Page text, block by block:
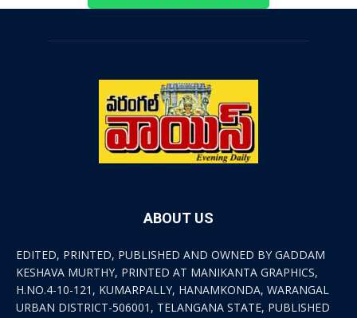
ABOUT US
EDITED, PRINTED, PUBLISHED AND OWNED BY GADDAM
KESHAVA MURTHY, PRINTED AT MANIKANTA GRAPHICS,
H.NO.4-10-121, KUMARPALLY, HANAMKONDA, WARANGAL
URBAN DISTRICT-506001, TELANGANA STATE, PUBLISHED